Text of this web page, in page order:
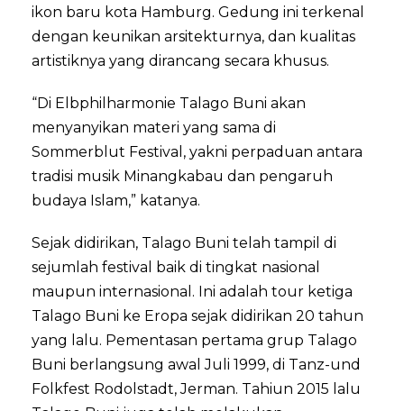
ikon baru kota Hamburg. Gedung ini terkenal
dengan keunikan arsitekturnya, dan kualitas
artistiknya yang dirancang secara khusus.
“Di Elbphilharmonie Talago Buni akan
menyanyikan materi yang sama di
Sommerblut Festival, yakni perpaduan antara
tradisi musik Minangkabau dan pengaruh
budaya Islam,” katanya.
Sejak didirikan, Talago Buni telah tampil di
sejumlah festival baik di tingkat nasional
maupun internasional. Ini adalah tour ketiga
Talago Buni ke Eropa sejak didirikan 20 tahun
yang lalu. Pementasan pertama grup Talago
Buni berlangsung awal Juli 1999, di Tanz-und
Folkfest Rodolstadt, Jerman. Tahiun 2015 lalu